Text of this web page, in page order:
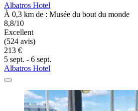
Albatros Hotel
À 0,3 km de : Musée du bout du monde
8,8/10
Excellent
(524 avis)
213 €
5 sept. - 6 sept.
Albatros Hotel